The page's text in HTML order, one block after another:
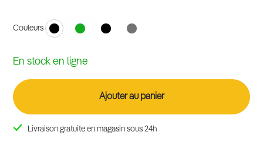
Couleurs
En stock en ligne
Ajouter au panier
Livraison gratuite en magasin sous 24h